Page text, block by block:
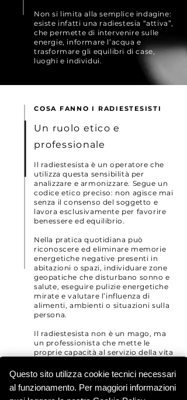
Questo sito utilizza cookie tecnici necessari
al funzionamento. Per maggiori informazioni
Non si limita alla semplice indagine:
esiste infatti una radiestesia “attiva”,
che permette di intervenire sulle
energie, informare l’acqua e
trasformare gli equilibri di case,
luoghi e individui.
COSA FANNO I RADIESTESISTI
Un ruolo etico e
professionale
Il radiestesista è un operatore che
utilizza questa sensibilità per
analizzare e armonizzare. Segue un
codice etico preciso: non agisce mai
senza il consenso del soggetto e
lavora esclusivamente per favorire
benessere ed equilibrio.
Nella pratica quotidiana può
riconoscere ed eliminare memorie
energetiche negative presenti in
abitazioni o spazi, individuare zone
geopatiche che disturbano sonno e
salute, eseguire pulizie energetiche
mirate e valutare l’influenza di
alimenti, ambienti o situazioni sulla
persona.
Il radiestesista non è un mago, ma
un professionista che mette le
proprie capacità al servizio della vita
piante.